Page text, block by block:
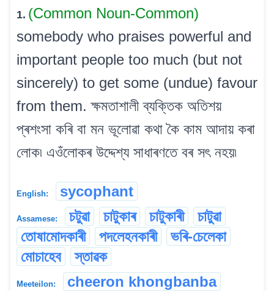
1. (Common Noun-Common)
somebody who praises powerful and
important people too much (but not
sincerely) to get some (undue) favour
from them. ক্ষমতাশালী ব্যক্তিক অতিশয়
প্ৰশংসা কৰি বা মন ভূলোৱা কথা কৈ কাম আদায় কৰা
লোক৷ এওঁলোকৰ উদ্দেশ্য সাধাৰণতে বৰ সৎ নহয়৷
English: sycophant
Assamese: চটুৱা চাটুকাৰ চাটুকাৰী
চাটুৱা
তোষামোদকাৰী
পদলেহনকাৰী
ভৰি-চেলেকা
মোচাহেব
স্তাৱক
Meeteilon:
cheeron khongbanba